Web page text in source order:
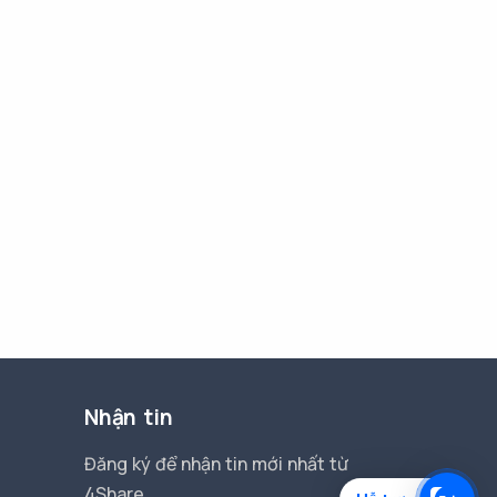
Nhận tin
Đăng ký để nhận tin mới nhất từ